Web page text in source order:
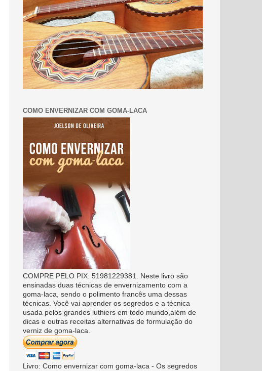
COMO ENVERNIZAR COM GOMA-LACA
COMPRE PELO PIX: 51981229381. Neste livro são
ensinadas duas técnicas de envernizamento com a
goma-laca, sendo o polimento francês uma dessas
técnicas. Você vai aprender os segredos e a técnica
usada pelos grandes luthiers em todo mundo,além de
dicas e outras receitas alternativas de formulação do
verniz de goma-laca.
Livro: Como envernizar com goma-laca - Os segredos